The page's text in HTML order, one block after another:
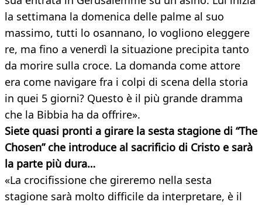
la settimana la domenica delle palme al suo
massimo, tutti lo osannano, lo vogliono eleggere
re, ma fino a venerdì la situazione precipita tanto
da morire sulla croce. La domanda come attore
era come navigare fra i colpi di scena della storia
in quei 5 giorni? Questo è il più grande dramma
che la Bibbia ha da offrire».
Siete quasi pronti a girare la sesta stagione di “The
Chosen” che introduce al sacrificio di Cristo e sarà
la parte più dura…
«La crocifissione che gireremo nella sesta
stagione sarà molto difficile da interpretare, è il